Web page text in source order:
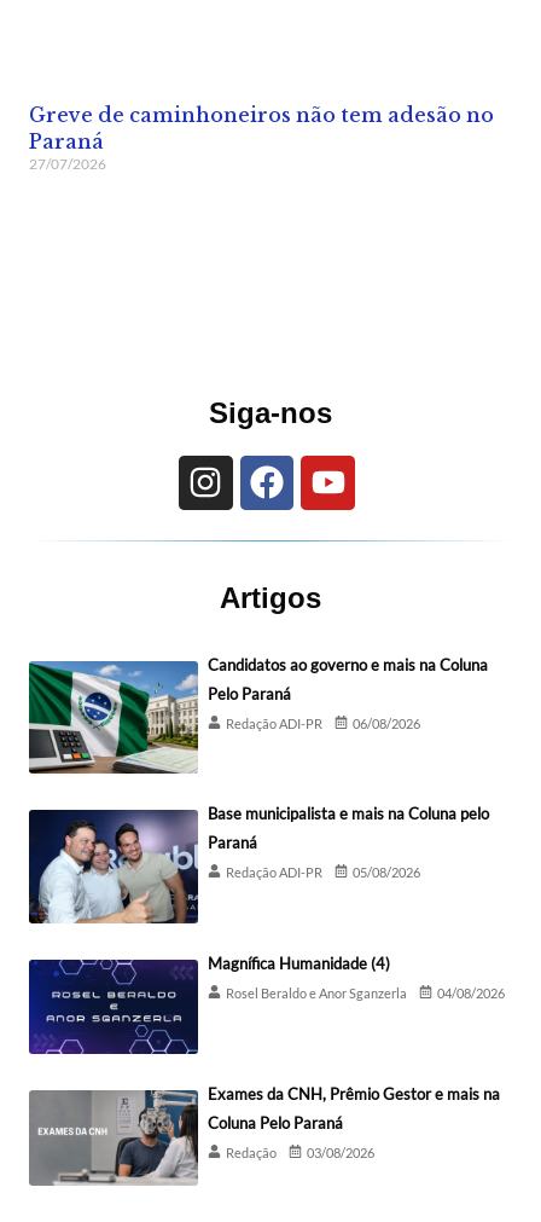
Greve de caminhoneiros não tem adesão no
Paraná
27/07/2026
Siga-nos
Artigos
Candidatos ao governo e mais na Coluna
Pelo Paraná
Redação ADI-PR 06/08/2026
Base municipalista e mais na Coluna pelo
Paraná
Redação ADI-PR 05/08/2026
Magnífica Humanidade (4)
Rosel Beraldo e Anor Sganzerla 04/08/2026
Exames da CNH, Prêmio Gestor e mais na
Coluna Pelo Paraná
Redação 03/08/2026